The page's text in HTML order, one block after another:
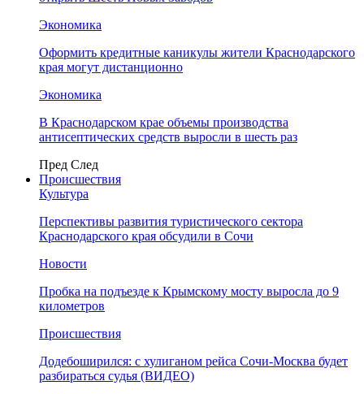
Экономика
Оформить кредитные каникулы жители Краснодарского
края могут дистанционно
Экономика
В Краснодарском крае объемы производства
антисептических средств выросли в шесть раз
Пред След
Происшествия
Культура
Перспективы развития туристического сектора
Краснодарского края обсудили в Сочи
Новости
Пробка на подъезде к Крымскому мосту выросла до 9
километров
Происшествия
Додебоширился: с хулиганом рейса Сочи-Москва будет
разбираться судья (ВИДЕО)